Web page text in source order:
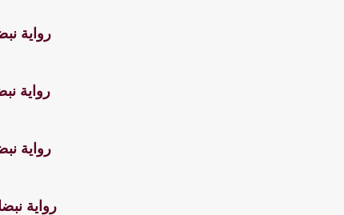
رواية
رواية
رواية
رواية